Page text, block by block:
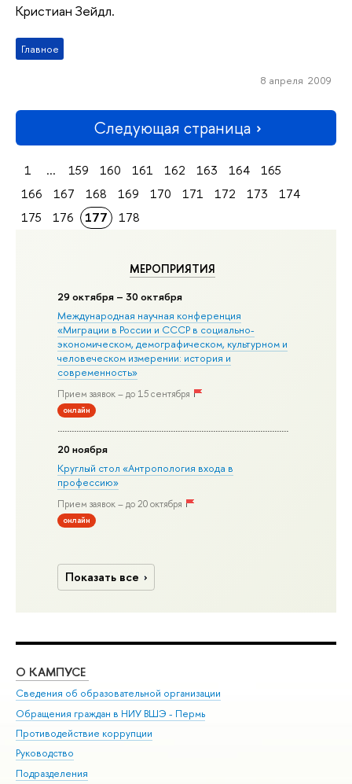
МЕРОПРИЯТИЯ
29 октября – 30 октября
Международная научная конференция
«Миграции в Росcии и СССР в социально-
экономическом, демографическом, культурном и
человеческом измерении: история и
современность»
Прием заявок – до 15 сентября
онлайн
20 ноября
Круглый стол «Антропология входа в
профессию»
Прием заявок – до 20 октября
онлайн
Показать все
Кристиан Зейдл.
Главное
8 апреля 2009
Следующая страница
1 ... 159 160 161 162 163 164
165
166
167 168 169 170 171 172 173
174
175
176 177 178
О КАМПУСЕ
Сведения об образовательной организации
Обращения граждан в НИУ ВШЭ - Пермь
Противодействие коррупции
Руководство
Подразделения